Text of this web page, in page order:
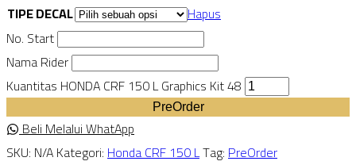
TIPE DECAL
Hapus
No. Start
Nama Rider
Kuantitas HONDA CRF 150 L Graphics Kit 48
PreOrder
Beli Melalui WhatApp
SKU: N/AKategori:Honda CRF 150 LTag:PreOrder